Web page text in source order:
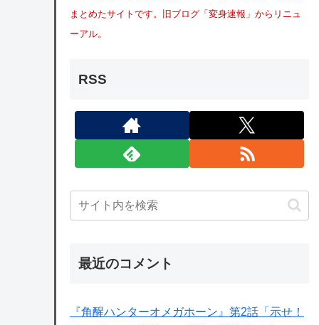
まとめたサイトです。旧ブログ「変身速報」からリニュ
ーアル。
RSS
最近のコメント
『角醒ハンターオメガホーン』第2話「示せ！